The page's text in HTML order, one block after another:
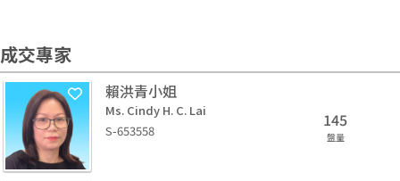
成交專家
賴洪青小姐
Ms. Cindy H. C. Lai
S-653558
145
盤量